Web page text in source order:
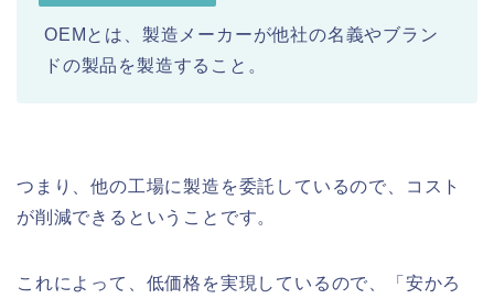
OEMとは、製造メーカーが他社の名義やブラン
ドの製品を製造すること。
つまり、他の工場に製造を委託しているので、コスト
が削減できるということです。
これによって、低価格を実現しているので、「安かろ